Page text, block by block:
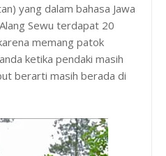
yang dalam bahasa Jawa
Sewu terdapat 20
memang patok
ketika pendaki masih
berarti masih berada di